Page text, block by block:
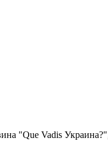
"Que Vadis Украина?",